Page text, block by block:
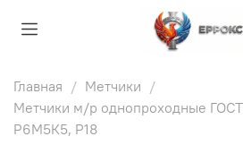
Главная
Метчики
Метчики м/р однопроходные
Р6М5К5, Р18